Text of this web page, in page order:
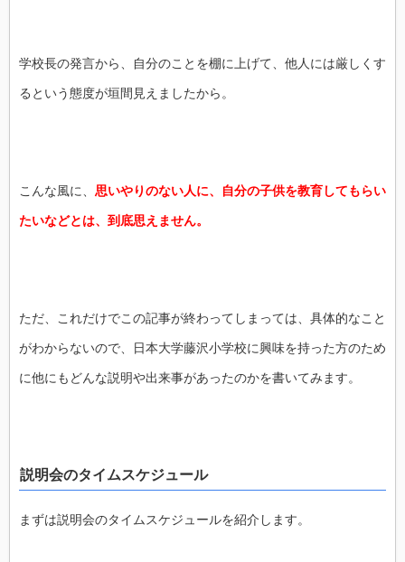
学校長の発言から、自分のことを棚に上げて、他人には厳しくす
るという態度が垣間見えましたから。
こんな風に、 思いやりのない人に、自分の子供を教育してもらい
たいなどとは、到底思えません。
ただ、これだけでこの記事が終わってしまっては、具体的なこと
がわからないので、日本大学藤沢小学校に興味を持った方のため
に他にもどんな説明や出来事があったのかを書いてみます。
説明会のタイムスケジュール
まずは説明会のタイムスケジュールを紹介します。